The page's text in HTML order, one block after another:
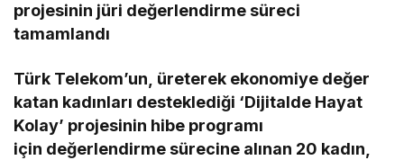
projesinin jüri değerlendirme süreci
tamamlandı
Türk Telekom’un, üreterek ekonomiye değer
katan kadınları desteklediği ‘Dijitalde Hayat
Kolay’ projesinin hibe programı
için değerlendirme sürecine alınan 20 kadın,